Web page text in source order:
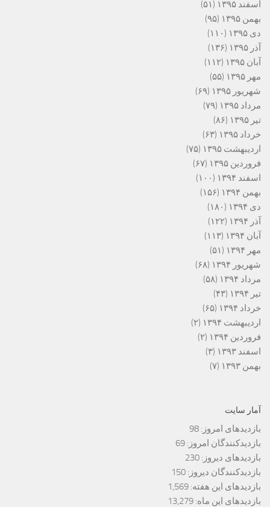
اسفند ۱۳۹۵
(۵۱)
بهمن ۱۳۹۵
(۹۵)
دی ۱۳۹۵
(۱۱۰)
آذر ۱۳۹۵
(۱۳۶)
آبان ۱۳۹۵
(۱۱۲)
مهر ۱۳۹۵
(۵۵)
شهریور ۱۳۹۵
(۶۹)
مرداد ۱۳۹۵
(۷۹)
تیر ۱۳۹۵
(۸۶)
خرداد ۱۳۹۵
(۶۳)
اردیبهشت ۱۳۹۵
(۷۵)
فروردین ۱۳۹۵
(۶۷)
اسفند ۱۳۹۴
(۱۰۰)
بهمن ۱۳۹۴
(۱۵۶)
دی ۱۳۹۴
(۱۸۰)
آذر ۱۳۹۴
(۱۲۲)
آبان ۱۳۹۴
(۱۱۳)
مهر ۱۳۹۴
(۵۱)
شهریور ۱۳۹۴
(۶۸)
مرداد ۱۳۹۴
(۵۸)
تیر ۱۳۹۴
(۴۳)
خرداد ۱۳۹۴
(۶۵)
اردیبهشت ۱۳۹۴
(۲)
فروردین ۱۳۹۴
(۲)
اسفند ۱۳۹۳
(۳)
بهمن ۱۳۹۳
(۷)
آمار سایت
بازدیدهای امروز: 98
بازدیدکنندگان امروز: 69
بازدیدهای دیروز: 230
بازدیدکنندگان دیروز: 150
بازدیدهای این هفته: 1,569
بازدیدهای این ماه: 13,279